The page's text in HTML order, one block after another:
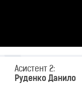
Асистент 2:
Руденко Данило